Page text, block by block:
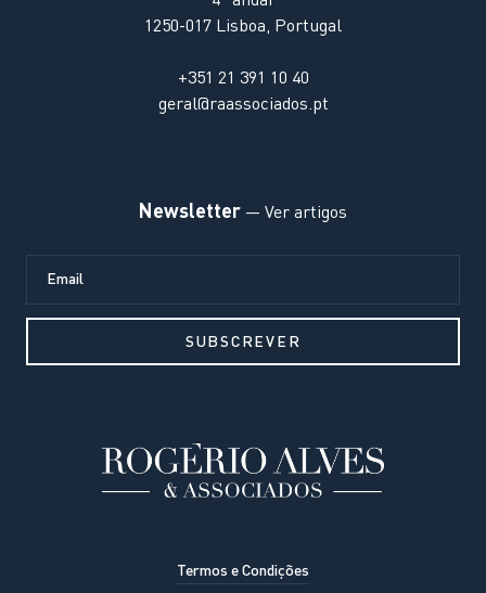
1250-017 Lisboa, Portugal
+351 21 391 10 40
geral@raassociados.pt
Newsletter — Ver artigos
Termos e Condições